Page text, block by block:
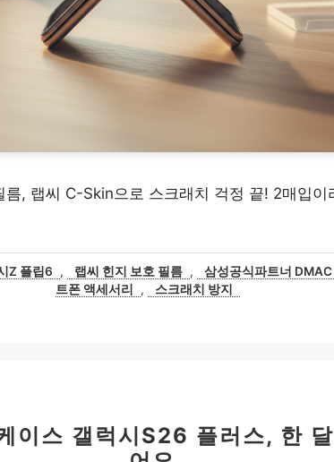
, 랩씨 C-Skin으로 스크래치 걱정 끝! 2매입이
Z 플립6 , 랩씨 힌지 보호 필름 , 삼성공식파트너 DMAC
트폰 액세서리
, 스크래치 방지
이스 갤럭시S26 플러스, 한